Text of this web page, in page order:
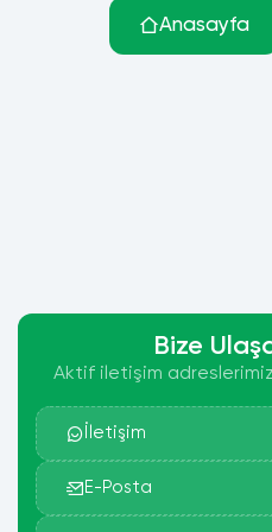
Anasayfa
Bize
Aktif iletişim
İletişim
E-Posta